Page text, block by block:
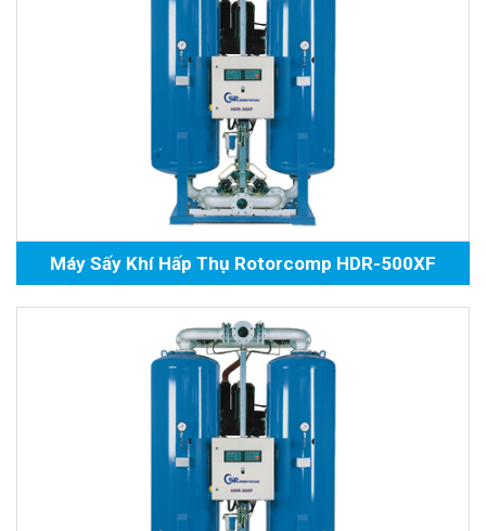
Máy Sấy Khí Hấp Thụ Rotorcomp HDR-500XF